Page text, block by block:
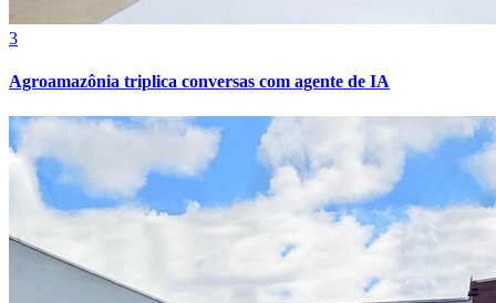
Fluminense
3
Agroamazônia triplica conversas com agente de IA